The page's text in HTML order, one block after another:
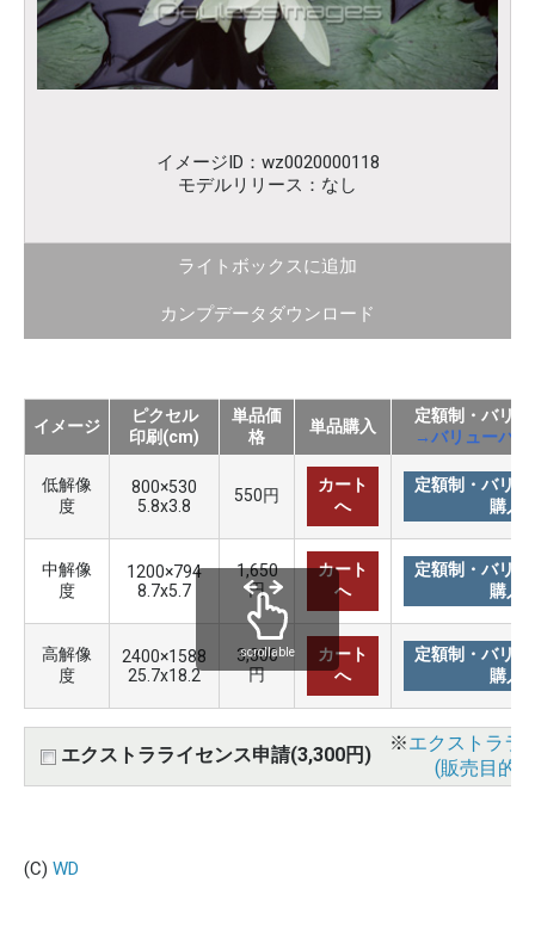
イメージID：wz0020000118
モデルリリース：なし
ライトボックスに追加
カンプデータダウンロード
イメージ
ピクセル
印刷(cm)
単品価
格
単品購入
定額制・バリ
→バリューパッ
低解像
度
800×530
5.8x3.8
550円
カート
へ
定額制・バリ
購入
中解像
度
1200×794
8.7x5.7
1,650
円
カート
へ
定額制・バリ
購入
高解像
度
2400×1588
25.7x18.2
3,300
円
カート
へ
定額制・バリ
購入
エクストラライセンス申請(3,300円)
※エクストララ
(販売目的
scrollable
(C) WD